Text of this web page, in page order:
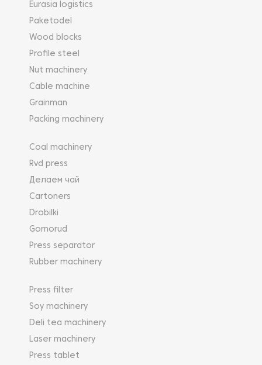
Eurasia logistics
Paketodel
Wood blocks
Profile steel
Nut machinery
Cable machine
Grainman
Packing machinery
Coal machinery
Rvd press
Делаем чай
Cartoners
Drobilki
Gornorud
Press separator
Rubber machinery
Press filter
Soy machinery
Deli tea machinery
Laser machinery
Press tablet